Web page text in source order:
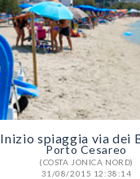
Inizio spiaggia via dei
Porto Cesareo
(COSTA JONICA NORD)
31/08/2015 12:38:14